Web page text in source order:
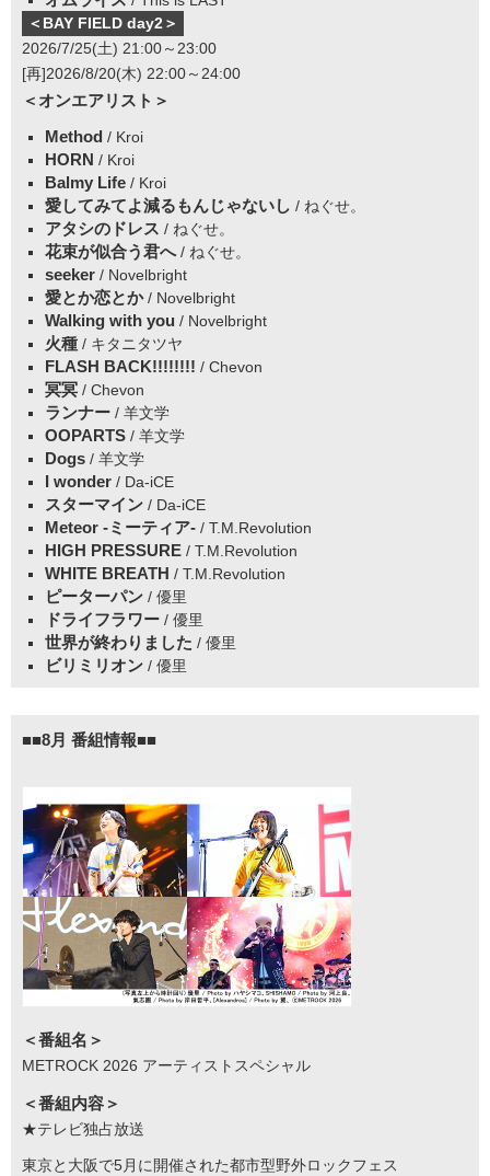
＜BAY FIELD day2＞
2026/7/25(土) 21:00～23:00
[再]2026/8/20(木) 22:00～24:00
＜オンエアリスト＞
Method / Kroi
HORN / Kroi
Balmy Life / Kroi
愛してみてよ減るもんじゃないし / ねぐせ。
アタシのドレス / ねぐせ。
花束が似合う君へ/ ねぐせ。
seeker / Novelbright
愛とか恋とか/ Novelbright
Walking with you / Novelbright
火種 / キタニタツヤ
FLASH BACK!!!!!!!! / Chevon
冥冥 / Chevon
ランナー / 羊文学
OOPARTS / 羊文学
Dogs / 羊文学
I wonder / Da-iCE
スターマイン / Da-iCE
Meteor -ミーティア- / T.M.Revolution
HIGH PRESSURE / T.M.Revolution
WHITE BREATH / T.M.Revolution
ピーターパン / 優里
ドライフラワー / 優里
世界が終わりました / 優里
ビリミリオン / 優里
■■8月 番組情報■■
＜番組名＞
METROCK 2026 アーティストスペシャル
＜番組内容＞
★テレビ独占放送
東京と大阪で5月に開催された都市型野外ロックフェス